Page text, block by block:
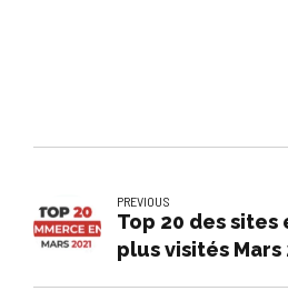
PREVIOUS
Top 20 des
plus visités Mars